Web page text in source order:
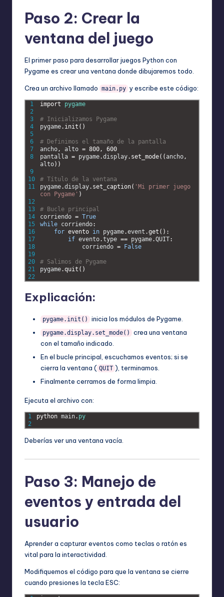
Paso 2: Crear la
ventana del juego
El primer paso para desarrollar juegos Python con
Pygame es crear una ventana donde dibujaremos todo.
Crea un archivo llamado main.py y escribe este código:
1
2
3
4
5
6
7
8
9
10
11
12
13
14
15
16
17
18
19
20
21
22
import pygame
# Inicializamos Pygame
pygame. init ( )
# Definimos el tamaño de la pantalla
ancho, alto = 800,
600
pantalla = pygame.display. set_mode( (ancho,
alto) )
# Título de la ventana
pygame.display. set_caption( 'Mi primer juego
con Pygame' )
# Bucle principal
corriendo = True
while corriendo:
for evento in pygame.event .get ( ) :
if evento.type == pygame.QUIT:
corriendo = False
# Salimos de Pygame
pygame.quit ( )
Explicación:
pygame.init() inicia los módulos de Pygame.
pygame.display.set_mode()
crea una ventana
con el tamaño indicado.
En el bucle principal, escuchamos eventos; si se
cierra la ventana ( QUIT ), terminamos.
Finalmente cerramos de forma limpia.
Ejecuta el archivo con:
1
2
python main. py
Deberías ver una ventana vacía.
Paso 3: Manejo de
eventos y entrada del
usuario
Aprender a capturar eventos como teclas o ratón es
vital para la interactividad.
Modifiquemos el código para que la ventana se cierre
cuando presiones la tecla ESC: